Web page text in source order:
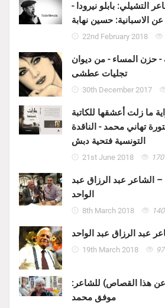
التشيلي: بابلو نيرودا -
الاسبانية: حسين نهابة
22nd February 2018
- حزن المساء - من ديوان
تجليات عطشى
30th December 2017
ما زلت أعشقها للكاتبة
تهاني محمد - الناقدة
التونسية فتحية دبش
21st June 2018
– الشاعر عبد الرزاق عبد
الواحد
8th March 2018
عبد الرزاق عبد الواحد
19th March 2018
هذا القصاص) للشاعر:
موفق محمد